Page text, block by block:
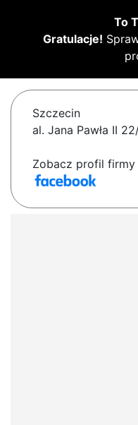
To
Gratulacje!
Szczecin
al. Jana Pawła II
Zobacz profil firmy